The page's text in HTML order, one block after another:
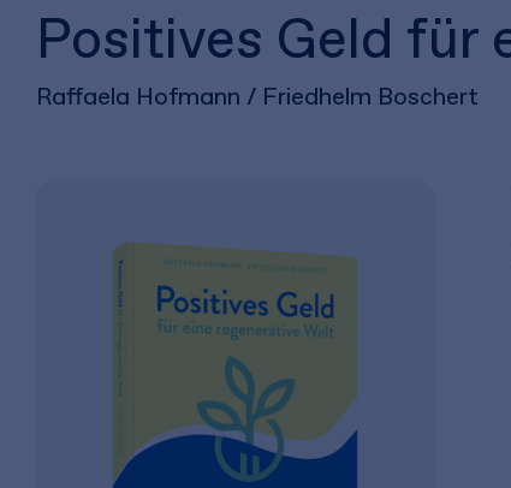
Positives Geld für
Raffaela Hofmann / Friedhelm Boschert